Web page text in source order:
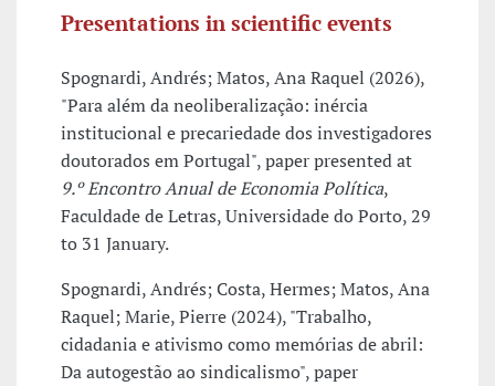
Presentations in scientific events
Spognardi, Andrés; Matos, Ana Raquel (2026),
"Para além da neoliberalização: inércia
institucional e precariedade dos investigadores
doutorados em Portugal", paper presented at
9.º Encontro Anual de Economia Política,
Faculdade de Letras, Universidade do Porto, 29
to 31 January.
Spognardi, Andrés; Costa, Hermes; Matos, Ana
Raquel; Marie, Pierre (2024), "Trabalho,
cidadania e ativismo como memórias de abril:
Da autogestão ao sindicalismo", paper